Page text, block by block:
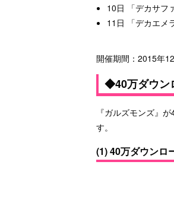
10日 「デカサフ
11日 「デカエメ
開催期間：2015年
◆40万ダウン
『ガルズモンズ』
す。
(1) 40万ダウンロ